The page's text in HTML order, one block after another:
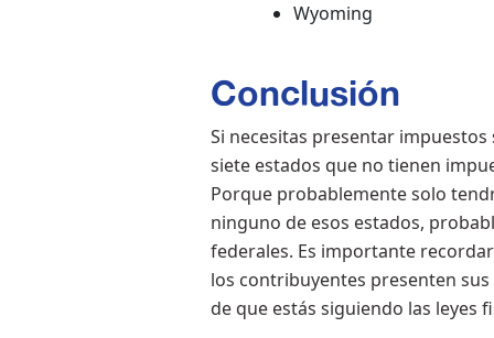
Wyoming
Conclusión
Si necesitas presentar
siete estados que no tienen
Porque probablemente solo
ninguno de esos estados,
federales. Es importante
los contribuyentes presenten
de que estás siguiendo las leyes